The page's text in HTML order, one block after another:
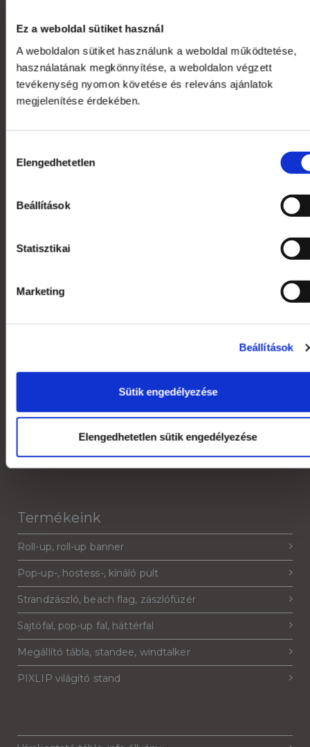
Ez a weboldal sütiket használ
A weboldalon sütiket használunk a weboldal működtetése,
használatának megkönnyítése, a weboldalon végzett
tevékenység nyomon követése és releváns ajánlatok
megjelenítése érdekében.
kiválasztása
Elengedhetetlen
Beállítások
Statisztikai
Marketing
Beállítások
Sütik engedélyezése
Elengedhetetlen sütik engedélyezése
versenyképes árakkal kiszolgálni ügyfeleinket.
+36 1 783 5355
Kapcsolat
Alkalmazott nyomdai technológiák
Grafikai anyagleadás, paraméterek
Áruátvétel
Termékeink
Roll-up, roll-up banner
Pop-up-, hostess-, kínáló pult
Strandzászló, beach flag, zászlófüzér
Sajtófal, pop-up fal, háttérfal
Megállító tábla, standee, windtalker
PIXLIP világító stand